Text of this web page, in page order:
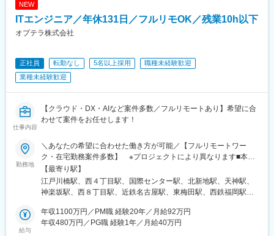
NEW
ITエンジニア／年休131日／フルリモOK／残業10h以下
オプテラ株式会社
正社員 転勤なし 5名以上採用
職種未経験歓迎
業種未経験歓迎
仕事内容
【クラウド・DX・AIなど案件多数／フルリモートあり】希望に合
わせて案件をお任せします！
勤務地
＼あなたの希望に合わせた働き方が可能／【フルリモートワー
ク・在宅勤務案件多数】 ※プロジェクトにより異なります■本
社：東京都新宿区山吹町346ー6 KAGURAZAKA VIGAS 5F┗「江
戸川橋駅」から徒歩3分／「神楽坂駅」から徒歩8分■北海道支
店：北海道札幌市中央区南2条西五丁目31-1 RMBld. アクセス：
4-10 アルティメイト名駅1st アクセス：「国際センター駅」から
徒歩3分／「名古屋駅」から徒歩7分■大阪支店：大阪府大阪市北
【最寄り駅】
江戸川橋駅、西４丁目駅、国際センター駅、北新地駅、天神駅、
神楽坂駅、西８丁目駅、近鉄名古屋駅、東梅田駅、西鉄福岡駅、
給与
年収1100万円／PM職 経験20年／月給92万円
年収480万円／PG職 経験1年／月給40万円